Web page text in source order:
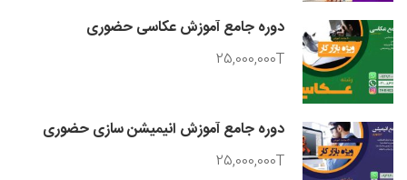
دوره جامع آموزش عکاسی حضوری
25,000,000T
دوره جامع آموزش انیمیشن سازی حضوری
25,000,000T